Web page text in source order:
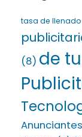
tasa de
(8) de
Anunciantes